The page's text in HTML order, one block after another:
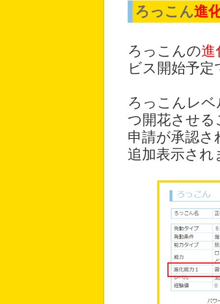
ろっこん進
ろっこんの進
ビス開始予定
ろっこんレ
つ開花させ
申請が承認
追加表示され